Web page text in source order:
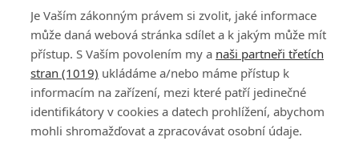
PŘIHLÁSIT
REGISTROVAT
DISKUZE
Je Vaším zákonným právem si zvolit, jaké informace
může daná webová stránka sdílet a k jakým může mít
přístup. S Vaším povolením my a naši partneři třetích
stran (1019) ukládáme a/nebo máme přístup k
informacím na zařízení, mezi které patří jedinečné
identifikátory v cookies a datech prohlížení, abychom
mohli shromažďovat a zpracovávat osobní údaje.